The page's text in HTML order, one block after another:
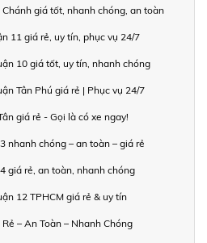
giá tốt, nhanh chóng, an toàn
11 giá rẻ, uy tín, phục vụ 24/7
10 giá tốt, uy tín, nhanh chóng
Tân Phú giá rẻ | Phục vụ 24/7
giá rẻ - Gọi là có xe ngay!
nhanh chóng – an toàn – giá rẻ
giá rẻ, an toàn, nhanh chóng
12 TPHCM giá rẻ & uy tín
– An Toàn – Nhanh Chóng